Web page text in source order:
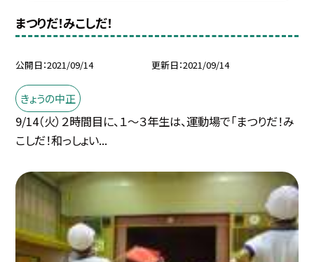
まつりだ！みこしだ！
公開日 2021/09/14 更新日 2021/09/14
きょうの中正
9/14（火）２時間目に、１〜３年生は、運動場で「まつりだ！み
こしだ！和っしょい...